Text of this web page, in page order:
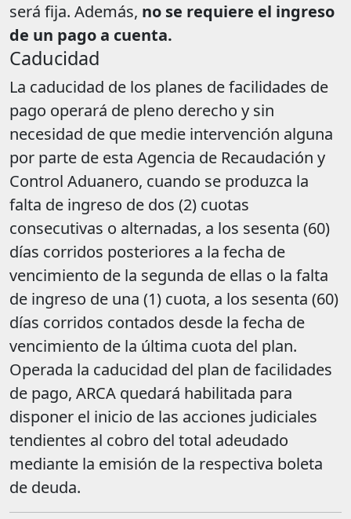
será fija. Además, no se requiere el ingreso
de un pago a cuenta.
Caducidad
La caducidad de los planes de facilidades de
pago operará de pleno derecho y sin
necesidad de que medie intervención alguna
por parte de esta Agencia de Recaudación y
Control Aduanero, cuando se produzca la
falta de ingreso de dos (2) cuotas
consecutivas o alternadas, a los sesenta (60)
días corridos posteriores a la fecha de
vencimiento de la segunda de ellas o la falta
de ingreso de una (1) cuota, a los sesenta (60)
días corridos contados desde la fecha de
vencimiento de la última cuota del plan.
Operada la caducidad del plan de facilidades
de pago, ARCA quedará habilitada para
disponer el inicio de las acciones judiciales
tendientes al cobro del total adeudado
mediante la emisión de la respectiva boleta
de deuda.